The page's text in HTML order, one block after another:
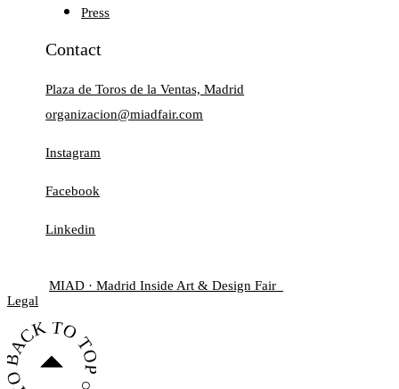
Press
Contact
Plaza de Toros de la Ventas, Madrid
organizacion@miadfair.com
Instagram
Facebook
Linkedin
MIAD · Madrid Inside Art & Design Fair
Legal
BACK TO TOP ○ BACK TO TOP ○ BACK TO TOP ○